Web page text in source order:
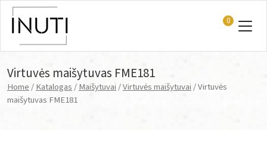
Main Navigation
0
Virtuvės maišytuvas FME181
Home/Katalogas/Maišytuvai/Virtuvės maišytuvai/ Virtuvės
maišytuvas FME181